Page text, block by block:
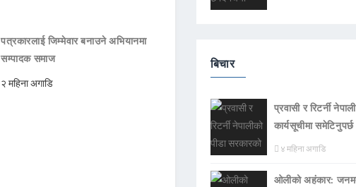
पत्रकारलाई जिम्मेवार बनाउने अभियानमा
सम्पादक समाज
२ महिना अगाडि
बिचार
प्रवासी र रिटर्नी
कार्यसूचीमा समेटिनुपर्छ
४ महिना अगाडि
ओलीको अहंकार: